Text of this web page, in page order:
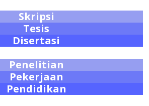
Skripsi
Tesis
Disertasi
Penelitian
Pekerjaan
Pendidikan